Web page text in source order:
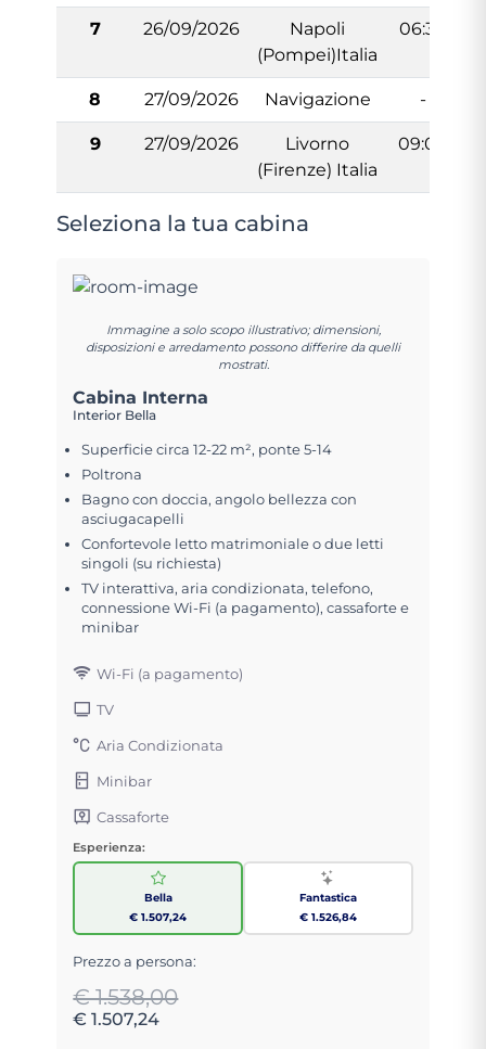
7 26/09/2026
Napoli
(Pompei)Italia
06:30
8 27/09/2026 Navigazione -
9 27/09/2026
Livorno
(Firenze) Italia
09:00
Seleziona la tua cabina
Immagine a solo scopo illustrativo; dimensioni,
disposizioni e arredamento possono differire da quelli
mostrati.
Cabina Interna
Interior Bella
Superficie circa 12-22 m², ponte 5-14
Poltrona
Bagno con doccia, angolo bellezza con
asciugacapelli
Confortevole letto matrimoniale o due letti
singoli (su richiesta)
TV interattiva, aria condizionata, telefono,
connessione Wi-Fi (a pagamento), cassaforte e
minibar
Wi-Fi (a pagamento)
TV
Aria Condizionata
Minibar
Cassaforte
Esperienza:
Bella
€ 1.507,24
Fantastica
€ 1.526,84
Prezzo a persona:
€ 1.538,00
€ 1.507,24